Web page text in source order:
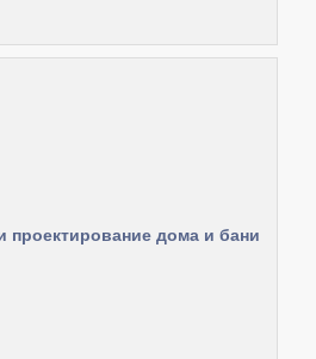
проектирование дома и бани